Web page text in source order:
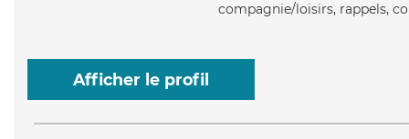
compagnie/loisirs, rappels,
Afficher le profil